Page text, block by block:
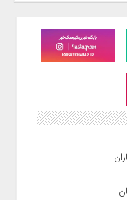
بیش از هر زمان دیگری
پویا و پاسخگو
نشست شورای مدیران
امسال را تبیین
محوریت این تحول ،
توسعه پایدار